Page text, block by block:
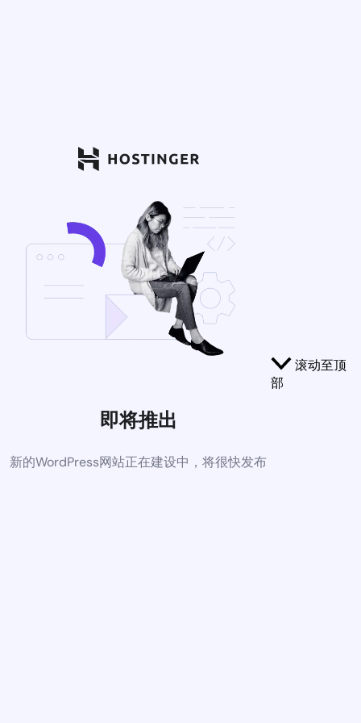
即将推出
新的WordPress网站正在建设中，将很快发布
滚动至顶
部